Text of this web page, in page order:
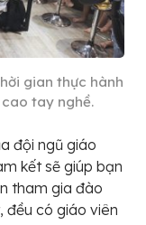
gian thực hành
tay nghề.
đội ngũ giáo
kết sẽ giúp bạn
tham gia đào
đều có giáo viên